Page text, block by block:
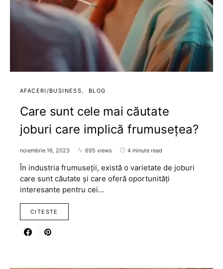
AFACERI/BUSINESS BLOG
Care sunt cele mai căutate
joburi care implică frumusețea?
noiembrie 16, 2023 695 views 4 minute read
În industria frumuseții, există o varietate de joburi
care sunt căutate și care oferă oportunități
interesante pentru cei…
CITESTE